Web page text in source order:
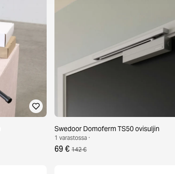
Swedoor Domoferm TS50 ovisuljin
1 varastossa ·
69 € 142 €